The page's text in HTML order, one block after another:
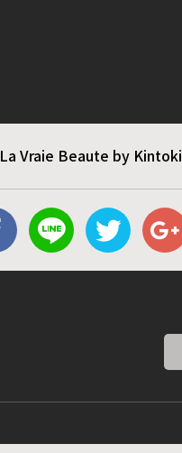
La Vraie Beaute by Kintoki